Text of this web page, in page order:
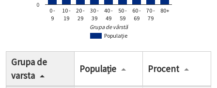
Populație
0 -
9
10 -
19
20 -
29
30 -
39
40 -
49
50 -
59
60 -
69
70 -
79
80+
0
Grupa de vârstă
Grupa de
varsta
Populație Procent